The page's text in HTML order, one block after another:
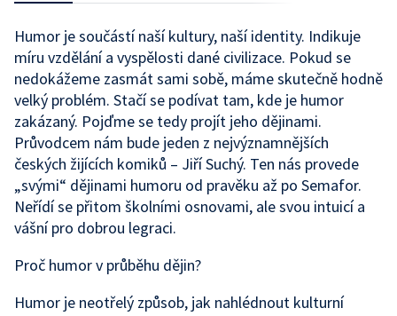
Humor je součástí naší kultury, naší identity. Indikuje
míru vzdělání a vyspělosti dané civilizace. Pokud se
nedokážeme zasmát sami sobě, máme skutečně hodně
velký problém. Stačí se podívat tam, kde je humor
zakázaný. Pojďme se tedy projít jeho dějinami.
Průvodcem nám bude jeden z nejvýznamnějších
českých žijících komiků – Jiří Suchý. Ten nás provede
„svými“ dějinami humoru od pravěku až po Semafor.
Neřídí se přitom školními osnovami, ale svou intuicí a
vášní pro dobrou legraci.
Proč humor v průběhu dějin?
Humor je neotřelý způsob, jak nahlédnout kulturní